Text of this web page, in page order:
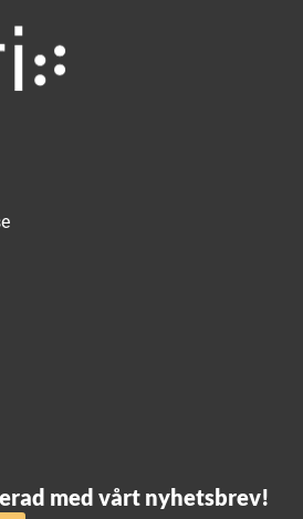
med vårt nyhetsbrev!